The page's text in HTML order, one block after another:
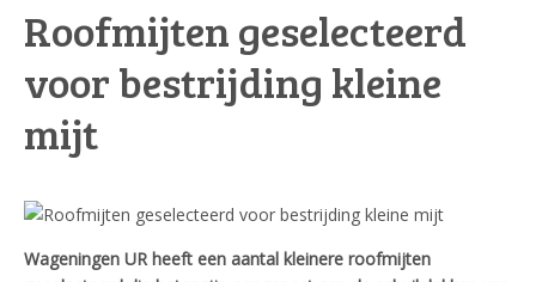
Roofmijten geselecteerd
voor bestrijding kleine
mijt
Wageningen UR heeft een aantal kleinere roofmijten